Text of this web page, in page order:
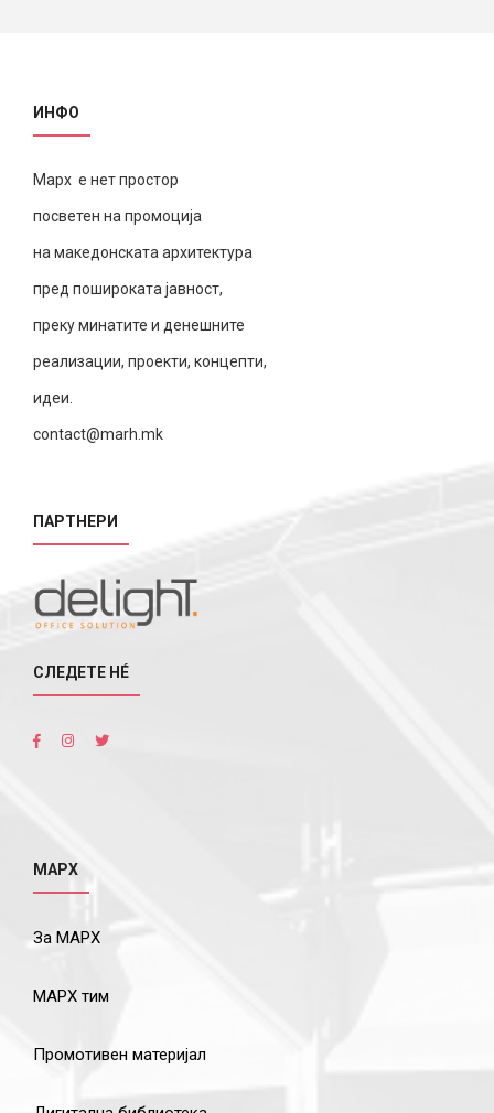
ИНФО
Марх е нет простор
посветен на промоција
на македонската архитектура
пред пошироката јавност,
преку минатите и денешните
реализации, проекти, концепти,
идеи.
contact@marh.mk
ПАРТНЕРИ
СЛЕДЕТЕ НÉ
МАРХ
За МАРХ
МАРХ тим
Промотивен материјал